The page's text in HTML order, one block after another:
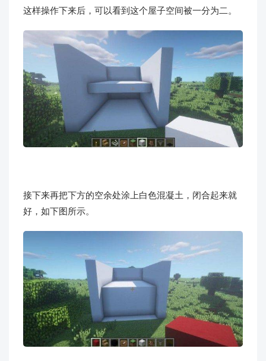
这样操作下来后，可以看到这个屋子空间被一分为二。
接下来再把下方的空余处涂上白色混凝土，闭合起来就
好，如下图所示。